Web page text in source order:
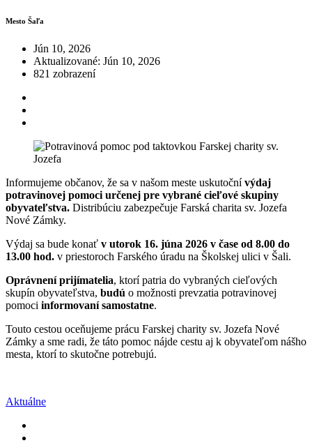
Mesto Šaľa
Jún 10, 2026
Aktualizované: Jún 10, 2026
821 zobrazení
Informujeme občanov, že sa v našom meste uskutočnívýdaj
potravinovej pomoci určenej pre vybrané cieľové skupiny
obyvateľstva. Distribúciu zabezpečuje Farská charita sv. Jozefa
Nové Zámky.
Výdaj sa bude konať v utorok 16. júna 2026 v čase od 8.00 do
13.00 hod. v priestoroch Farského úradu na Školskej ulici v Šali.
Oprávnení prijímatelia, ktorí patria do vybraných cieľových
skupín obyvateľstva, budú o možnosti prevzatia potravinovej
pomoci informovaní samostatne.
Touto cestou oceňujeme prácu Farskej charity sv. Jozefa Nové
Zámky a sme radi, že táto pomoc nájde cestu aj k obyvateľom nášho
mesta, ktorí to skutočne potrebujú.
Aktuálne